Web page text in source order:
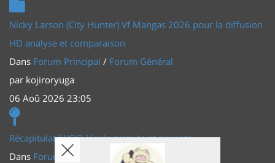
Nicky Larson (City Hunter) Vf Mangas 2026 pour la diffusion
HD analyse et comparaison
Dans Forum Principal / Forum Général
par kojiroryuga
06 Aoû 2026 23:05
Récapitulatif VOD légale gratuite et payante
Dans Forum Principal
Actus (TV, vidéo, web)